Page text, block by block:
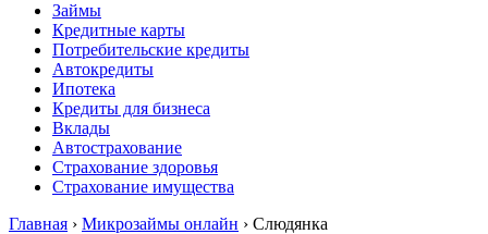
Займы
Кредитные карты
Потребительские кредиты
Автокредиты
Ипотека
Кредиты для бизнеса
Вклады
Автострахование
Страхование здоровья
Страхование имущества
Главная › Микрозаймы онлайн › Слюдянка